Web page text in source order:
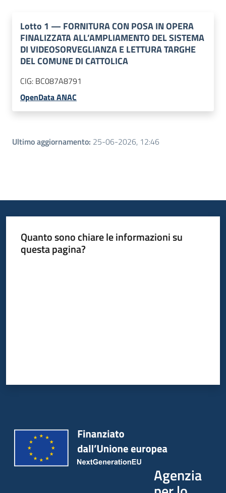
Lotto 1 — FORNITURA CON POSA IN OPERA
FINALIZZATA ALL’AMPLIAMENTO DEL SISTEMA
DI VIDEOSORVEGLIANZA E LETTURA TARGHE
DEL COMUNE DI CATTOLICA
CIG: BC087A8791
OpenData ANAC
Ultimo aggiornamento: 25-06-2026, 12:46
Quanto sono chiare le informazioni su
questa pagina?
Agenzia